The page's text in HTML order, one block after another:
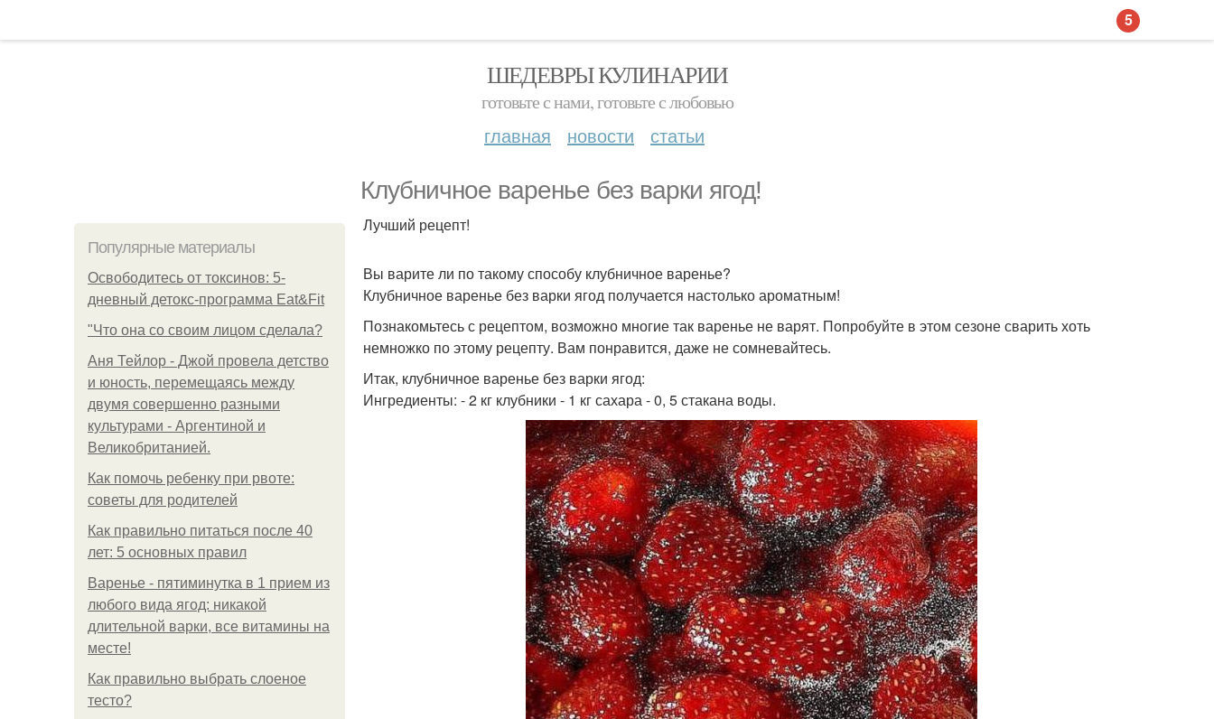
ШЕДЕВРЫ КУЛИНАРИИ
готовьте с нами, готовьте с любовью
главная новости статьи
Клубничное варенье без варки ягод!
Популярные материалы
Освободитесь от токсинов: 5-
дневный детокс-программа Eat&Fit
"Что она со своим лицом сделала?
Аня Тейлор - Джой провела детство
и юность, перемещаясь между
двумя совершенно разными
культурами - Аргентиной и
Великобританией.
Как помочь ребенку при рвоте:
советы для родителей
Как правильно питаться после 40
лет: 5 основных правил
Варенье - пятиминутка в 1 прием из
любого вида ягод: никакой
длительной варки, все витамины на
месте!
Как правильно выбрать слоеное
тесто?
Лучший рецепт!
Вы варите ли по такому способу клубничное варенье?
Клубничное варенье без варки ягод получается настолько ароматным!
Познакомьтесь с рецептом, возможно многие так варенье не варят. Попробуйте в этом сезоне сварить хоть
немножко по этому рецепту. Вам понравится, даже не сомневайтесь.
Итак, клубничное варенье без варки ягод:
Ингредиенты: - 2 кг клубники - 1 кг сахара - 0, 5 стакана воды.
5